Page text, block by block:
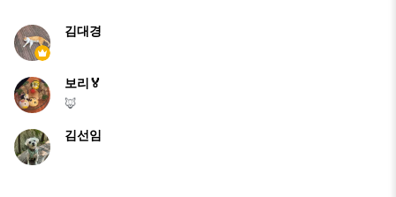
김대경
보리🏅
🦊
김선임